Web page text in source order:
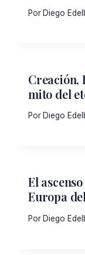
PorDiego
Creación,
mito del
Por Diego
El
Europa
Por Diego